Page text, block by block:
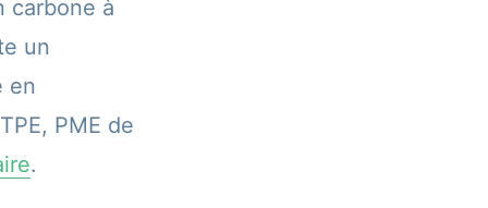
carbone à
un
en
PME de
.